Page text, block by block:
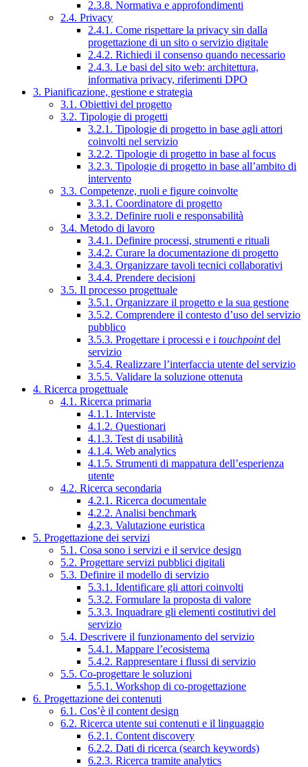
2.3.8. Normativa e approfondimenti
2.4. Privacy
2.4.1. Come rispettare la privacy sin dalla
progettazione di un sito o servizio digitale
2.4.2. Richiedi il consenso quando necessario
2.4.3. Le basi del sito web: architettura,
informativa privacy, riferimenti DPO
3. Pianificazione, gestione e strategia
3.1. Obiettivi del progetto
3.2. Tipologie di progetti
3.2.1. Tipologie di progetto in base agli attori
coinvolti nel servizio
3.2.2. Tipologie di progetto in base al focus
3.2.3. Tipologie di progetto in base all’ambito di
intervento
3.3. Competenze, ruoli e figure coinvolte
3.3.1. Coordinatore di progetto
3.3.2. Definire ruoli e responsabilità
3.4. Metodo di lavoro
3.4.1. Definire processi, strumenti e rituali
3.4.2. Curare la documentazione di progetto
3.4.3. Organizzare tavoli tecnici collaborativi
3.4.4. Prendere decisioni
3.5. Il processo progettuale
3.5.1. Organizzare il progetto e la sua gestione
3.5.2. Comprendere il contesto d’uso del servizio
pubblico
3.5.3. Progettare i processi e i touchpointdel
servizio
3.5.4. Realizzare l’interfaccia utente del servizio
3.5.5. Validare la soluzione ottenuta
4. Ricerca progettuale
4.1. Ricerca primaria
4.1.1. Interviste
4.1.2. Questionari
4.1.3. Test di usabilità
4.1.4. Web analytics
4.1.5. Strumenti di mappatura dell’esperienza
utente
4.2. Ricerca secondaria
4.2.1. Ricerca documentale
4.2.2. Analisi benchmark
4.2.3. Valutazione euristica
5. Progettazione dei servizi
5.1. Cosa sono i servizi e il service design
5.2. Progettare servizi pubblici digitali
5.3. Definire il modello di servizio
5.3.1. Identificare gli attori coinvolti
5.3.2. Formulare la proposta di valore
5.3.3. Inquadrare gli elementi costitutivi del
servizio
5.4. Descrivere il funzionamento del servizio
5.4.1. Mappare l’ecosistema
5.4.2. Rappresentare i flussi di servizio
5.5. Co-progettare le soluzioni
5.5.1. Workshop di co-progettazione
6. Progettazione dei contenuti
6.1. Cos’è il content design
6.2. Ricerca utente sui contenuti e il linguaggio
6.2.1. Content discovery
6.2.2. Dati di ricerca (search keywords)
6.2.3. Ricerca tramite analytics